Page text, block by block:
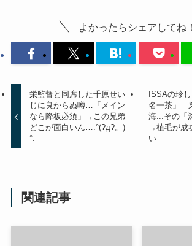
よかったらシェアしてね！
栄監督と同席した千原せい
じに良からぬ噂…「メイン
なら降板必須」→この兄弟
どこが面白いん….°(?д?。)
°.
ISSAの珍
名一茶」
海...その「
→植毛が成
い
関連記事